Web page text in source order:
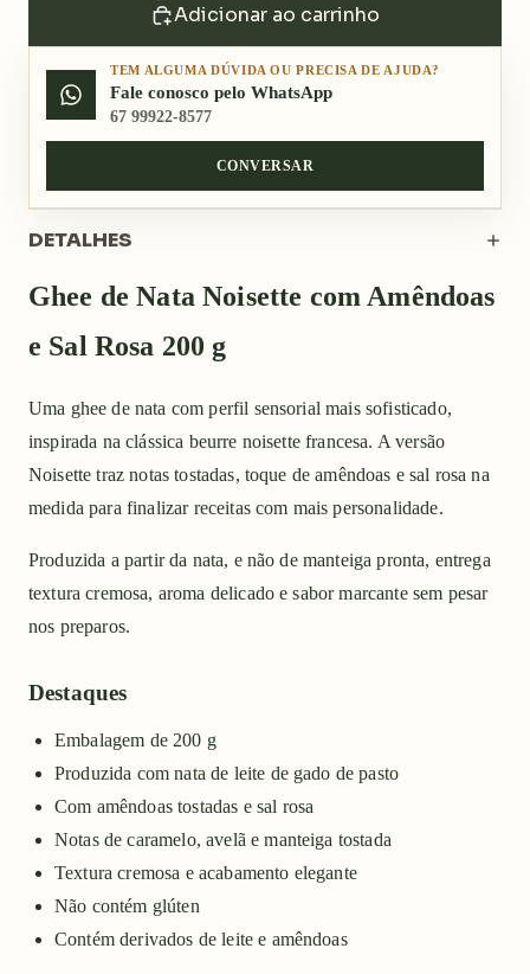
Adicionar ao carrinho
TEM ALGUMA DÚVIDA OU PRECISA DE AJUDA?
Fale conosco pelo WhatsApp
67 99922-8577
CONVERSAR
DETALHES
Ghee de Nata Noisette com Amêndoas
e Sal Rosa 200 g
Uma ghee de nata com perfil sensorial mais sofisticado,
inspirada na clássica beurre noisette francesa. A versão
Noisette traz notas tostadas, toque de amêndoas e sal rosa na
medida para finalizar receitas com mais personalidade.
Produzida a partir da nata, e não de manteiga pronta, entrega
textura cremosa, aroma delicado e sabor marcante sem pesar
nos preparos.
Destaques
Embalagem de 200 g
Produzida com nata de leite de gado de pasto
Com amêndoas tostadas e sal rosa
Notas de caramelo, avelã e manteiga tostada
Textura cremosa e acabamento elegante
Não contém glúten
Contém derivados de leite e amêndoas